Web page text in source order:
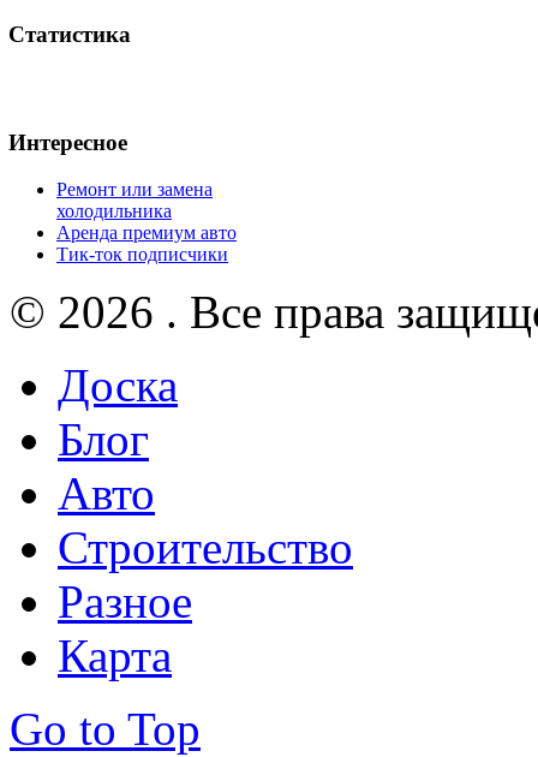
Статистика
Интересное
Ремонт или замена
холодильника
Аренда премиум авто
Тик-ток подписчики
© 2026 . Все права
Доска
Блог
Авто
Строительство
Разное
Карта
Go to Top